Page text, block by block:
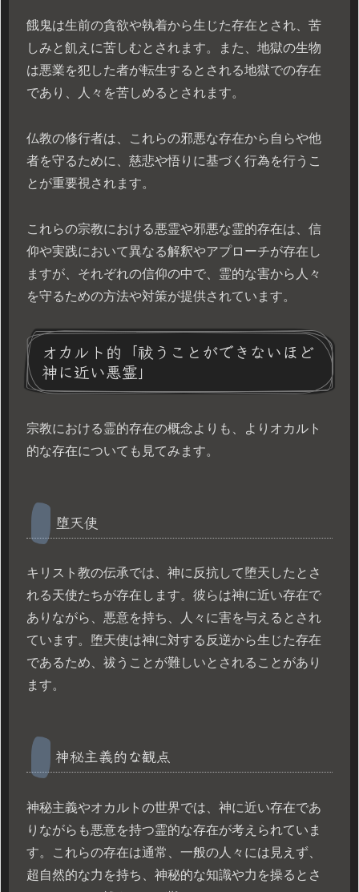
餓鬼は生前の貪欲や執着から生じた存在とされ、苦
しみと飢えに苦しむとされます。また、地獄の生物
は悪業を犯した者が転生するとされる地獄での存在
であり、人々を苦しめるとされます。
仏教の修行者は、これらの邪悪な存在から自らや他
者を守るために、慈悲や悟りに基づく行為を行うこ
とが重要視されます。
これらの宗教における悪霊や邪悪な霊的存在は、信
仰や実践において異なる解釈やアプローチが存在し
ますが、それぞれの信仰の中で、霊的な害から人々
を守るための方法や対策が提供されています。
オカルト的「祓うことができないほど
神に近い悪霊」
宗教における霊的存在の概念よりも、よりオカルト
的な存在についても見てみます。
堕天使
キリスト教の伝承では、神に反抗して堕天したとさ
れる天使たちが存在します。彼らは神に近い存在で
ありながら、悪意を持ち、人々に害を与えるとされ
ています。堕天使は神に対する反逆から生じた存在
であるため、祓うことが難しいとされることがあり
ます。
神秘主義的な観点
神秘主義やオカルトの世界では、神に近い存在であ
りながらも悪意を持つ霊的な存在が考えられていま
す。これらの存在は通常、一般の人々には見えず、
超自然的な力を持ち、神秘的な知識や力を操るとさ